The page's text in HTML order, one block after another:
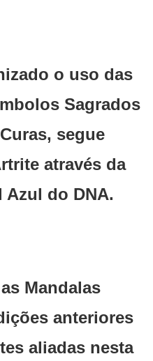
o uso das
Sagrados
segue
através da
Azul do DNA.
Mandalas
anteriores
aliadas nesta